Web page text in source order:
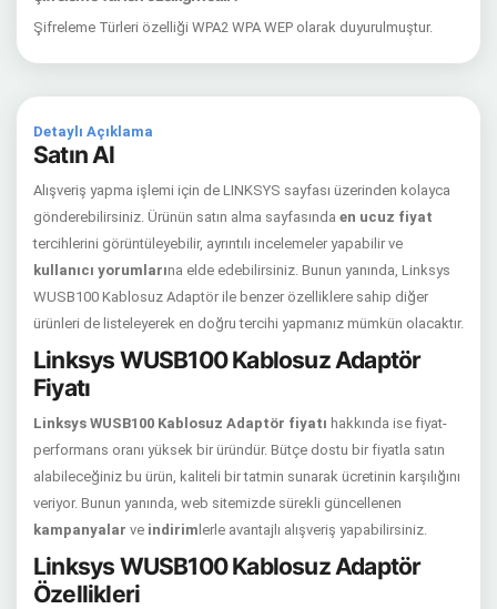
Şifreleme Türleri özelliği WPA2 WPA WEP olarak duyurulmuştur.
Detaylı Açıklama
Satın Al
Alışveriş yapma işlemi için de LINKSYS sayfası üzerinden kolayca
gönderebilirsiniz. Ürünün satın alma sayfasında en ucuz fiyat
tercihlerini görüntüleyebilir, ayrıntılı incelemeler yapabilir ve
kullanıcı yorumlarına elde edebilirsiniz. Bunun yanında, Linksys
WUSB100 Kablosuz Adaptör ile benzer özelliklere sahip diğer
ürünleri de listeleyerek en doğru tercihi yapmanız mümkün olacaktır.
Linksys WUSB100 Kablosuz Adaptör
Fiyatı
Linksys WUSB100 Kablosuz Adaptör fiyatı hakkında ise fiyat-
performans oranı yüksek bir üründür. Bütçe dostu bir fiyatla satın
alabileceğiniz bu ürün, kaliteli bir tatmin sunarak ücretinin karşılığını
veriyor. Bunun yanında, web sitemizde sürekli güncellenen
kampanyalar ve indirim lerle avantajlı alışveriş yapabilirsiniz.
Linksys WUSB100 Kablosuz Adaptör
Özellikleri